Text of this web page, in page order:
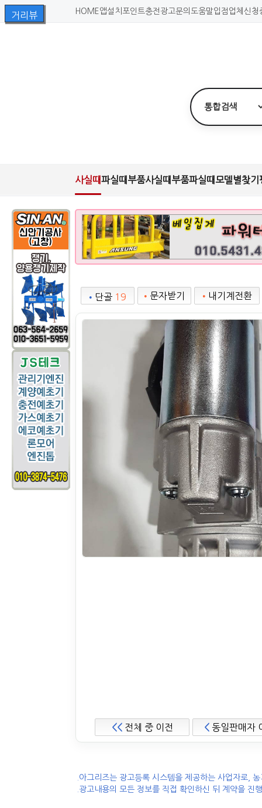
HOME 앱설치 포인트충전 광고문의 도움말입점업체신청
사실때파실때 부품사실때 부품파실때 모델별찾기
• 단골 19 • 문자받기 • 내기계전환
<<전체 중 이전 < 동일판매자
.아그리즈는 광고등록 시스템을 제공하는 사업자로,
.광고내용의 모든 정보를 직접 확인하신 뒤 계약을 진